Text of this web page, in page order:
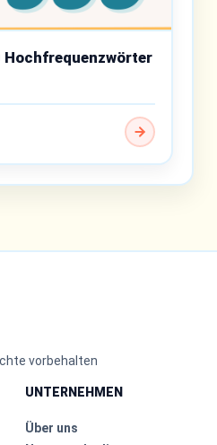
Hochfrequenzwörter
vorbehalten
UNTERNEHMEN
Über uns